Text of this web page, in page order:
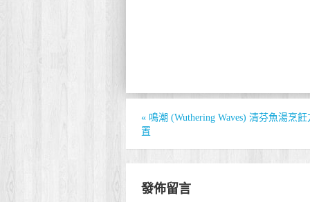
«鳴潮 (Wuthering Waves) 清芬魚湯烹
置
發佈留言